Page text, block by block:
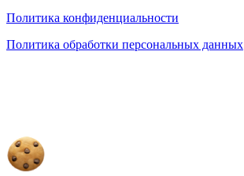
Политика конфиденциальности
Политика обработки персональных данных